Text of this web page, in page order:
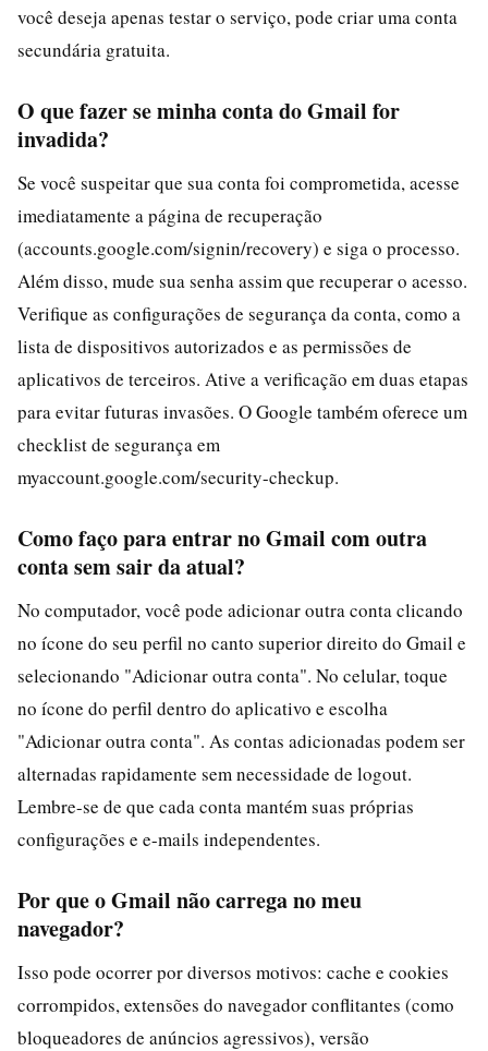
você deseja apenas testar o serviço, pode criar uma conta
secundária gratuita.
O que fazer se minha conta do Gmail for
invadida?
Se você suspeitar que sua conta foi comprometida, acesse
imediatamente a página de recuperação
(accounts.google.com/signin/recovery) e siga o processo.
Além disso, mude sua senha assim que recuperar o acesso.
Verifique as configurações de segurança da conta, como a
lista de dispositivos autorizados e as permissões de
aplicativos de terceiros. Ative a verificação em duas etapas
para evitar futuras invasões. O Google também oferece um
checklist de segurança em
myaccount.google.com/security-checkup.
Como faço para entrar no Gmail com outra
conta sem sair da atual?
No computador, você pode adicionar outra conta clicando
no ícone do seu perfil no canto superior direito do Gmail e
selecionando "Adicionar outra conta". No celular, toque
no ícone do perfil dentro do aplicativo e escolha
"Adicionar outra conta". As contas adicionadas podem ser
alternadas rapidamente sem necessidade de logout.
Lembre-se de que cada conta mantém suas próprias
configurações e e-mails independentes.
Por que o Gmail não carrega no meu
navegador?
Isso pode ocorrer por diversos motivos: cache e cookies
corrompidos, extensões do navegador conflitantes (como
bloqueadores de anúncios agressivos), versão